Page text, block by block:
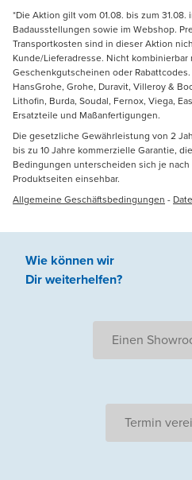
*Die Aktion gilt vom 01.08. bis zum
Badausstellungen sowie im Webshop.
Transportkosten sind in dieser Aktion
Kunde/Lieferadresse. Nicht
Geschenkgutscheinen oder
HansGrohe, Grohe, Duravit, Villeroy &
Lithofin, Burda, Soudal, Fernox, Viega,
Ersatzteile und Maßanfertigungen.
Die gesetzliche Gewährleistung von 2
bis zu 10 Jahre kommerzielle Garantie,
Bedingungen unterscheiden sich je
Produktseiten einsehbar.
Allgemeine Geschäftsbedingungen -
Wie können wir
Dir weiterhelfen?
Einen
Termin